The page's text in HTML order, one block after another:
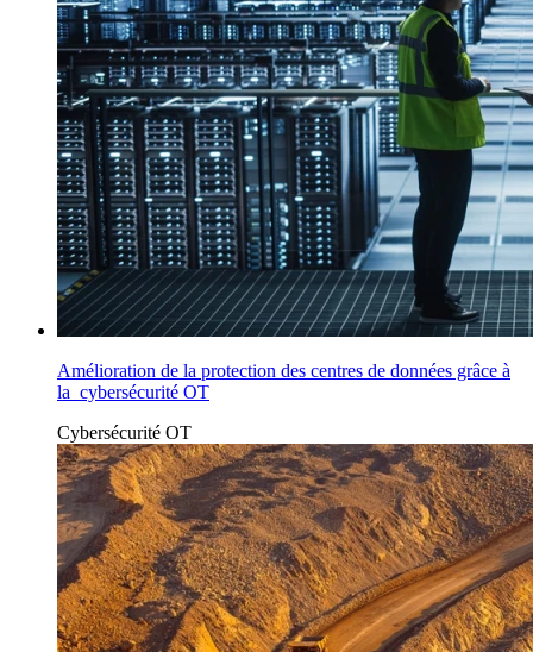
Amélioration de la protection des centres de données grâce à
la cybersécurité OT
Cybersécurité OT